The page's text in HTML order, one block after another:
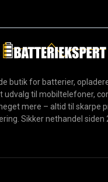
butik for batterier,
udvalg til mobiltelefoner,
mere – altid til skarpe
Sikker nethandel siden